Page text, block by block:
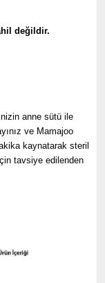
değildir.
anne sütü ile
ve Mamajoo
kaynatarak steril
tavsiye edilenden